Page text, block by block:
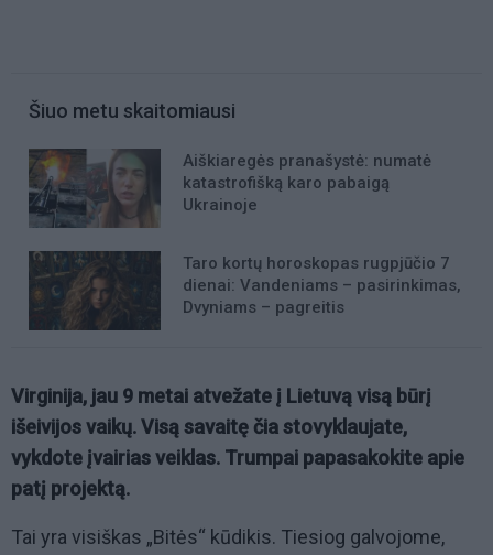
Šiuo metu skaitomiausi
Aiškiaregės pranašystė: numatė
katastrofišką karo pabaigą
Ukrainoje
Taro kortų horoskopas rugpjūčio 7
dienai: Vandeniams – pasirinkimas,
Dvyniams – pagreitis
Virginija, jau 9 metai atvežate į Lietuvą visą būrį
išeivijos vaikų. Visą savaitę čia stovyklaujate,
vykdote įvairias veiklas. Trumpai papasakokite apie
patį projektą.
Tai yra visiškas „Bitės“ kūdikis. Tiesiog galvojome,